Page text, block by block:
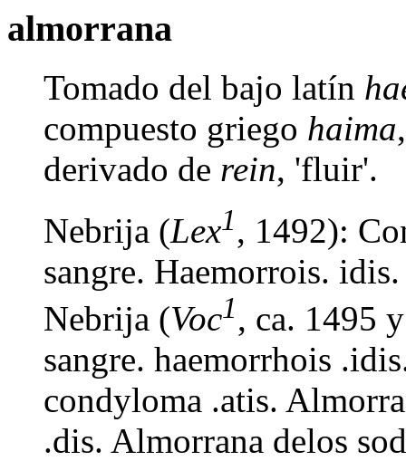
almorrana
Tomado del bajo latín
compuesto griego haima
derivado de rein, 'fluir'.
Nebrija (Lex1, 1492):
sangre. Haemorrois.
Nebrija (Voc1, ca. 1495
sangre. haemorrhois
condyloma .atis.
.dis. Almorrana delos